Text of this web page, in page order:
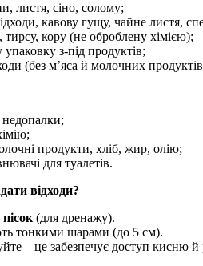
листя, сіно, солому;
кавову гущу, чайне листя,
тирсу, кору (не оброблену хімією);
з-під продуктів;
(без м’яса й молочних
недопалки;
продукти, хліб, жир, олію;
для туалетів.
відходи?
(для дренажу).
тонкими шарами (до 5 см).
– це забезпечує доступ кисню й